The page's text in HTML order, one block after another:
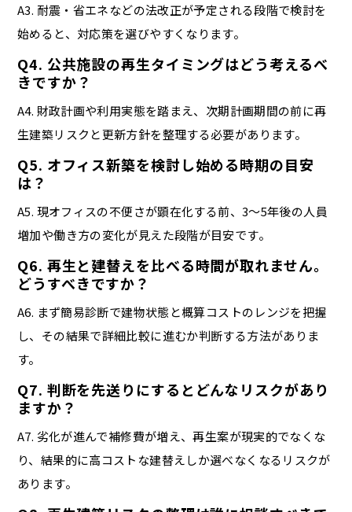
A3. 耐震・省エネなどの法改正が予定される段階で検討を
始めると、対応策を選びやすくなります。
Q4. 公共施設の再生タイミングはどう考えるべ
きですか？
A4. 財政計画や利用実態を踏まえ、次期計画期間の前に再
生建築リスクと更新方針を整理する必要があります。
Q5. オフィス新築を検討し始める時期の目安
は？
A5. 現オフィスの不便さが顕在化する前、3〜5年後の人員
増加や働き方の変化が見えた段階が目安です。
Q6. 再生と建替えを比べる時間が取れません。
どうすべきですか？
A6. まず簡易診断で建物状態と概算コストのレンジを把握
し、その結果で詳細比較に進むか判断する方法がありま
す。
Q7. 判断を先送りにするとどんなリスクがあり
ますか？
A7. 劣化が進んで補修費が増え、再生案が現実的でなくな
り、結果的に高コストな建替えしか選べなくなるリスクが
あります。